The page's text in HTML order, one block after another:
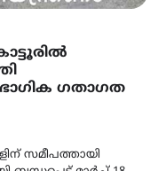
ഗതാഗത
സമീപത്തായി